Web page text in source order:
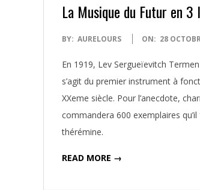
La Musique du Futur en
2015-
28
BY: AURELOURS ON: 28
En 1919, Lev Sergueïevitch
s’agit du premier instrument à
XXeme siècle. Pour l’anecdote,
commandera 600 exemplaires
thérémine.
READ MORE →